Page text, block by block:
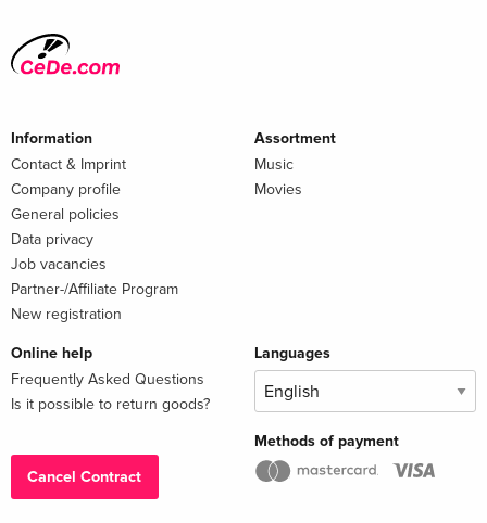
Information
Contact & Imprint
Company profile
General policies
Data privacy
Job vacancies
Partner-/Affiliate Program
New registration
Assortment
Music
Movies
Online help
Frequently Asked Questions
Is it possible to return goods?
Cancel Contract
Languages
Methods of payment